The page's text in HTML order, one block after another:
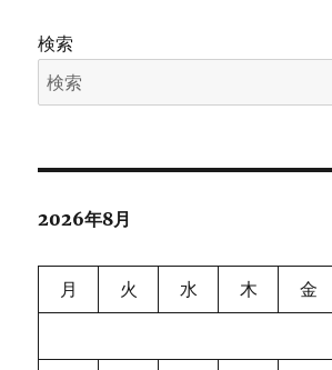
検索
2026年8月
月 火 水 木 金